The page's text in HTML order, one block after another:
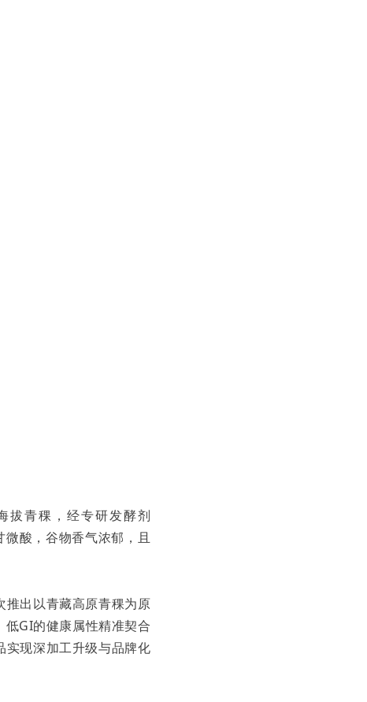
拔青稞，经专研发酵剂
酸，谷物香气浓郁，且
推出以青藏高原青稞为原
GI的健康属性精准契合
实现深加工升级与品牌化